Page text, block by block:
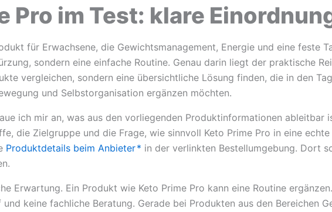
Pro im Test: klare
für Erwachsene, die Gewichtsmanagement, Energie und eine feste
sondern eine einfache Routine. Genau darin liegt der praktische
vergleichen, sondern eine übersichtliche Lösung finden, die in den
und Selbstorganisation ergänzen möchten.
ich mir an, was aus den vorliegenden Produktinformationen
die Zielgruppe und die Frage, wie sinnvoll Keto Prime Pro in eine
Produktdetails beim Anbieter* in der verlinkten Bestellumgebung. Dort
Erwartung. Ein Produkt wie Keto Prime Pro kann eine Routine
und keine fachliche Beratung. Gerade bei Produkten aus den Bereichen
Ursprünglicher
Preis
99,95 €
Preis
49,95